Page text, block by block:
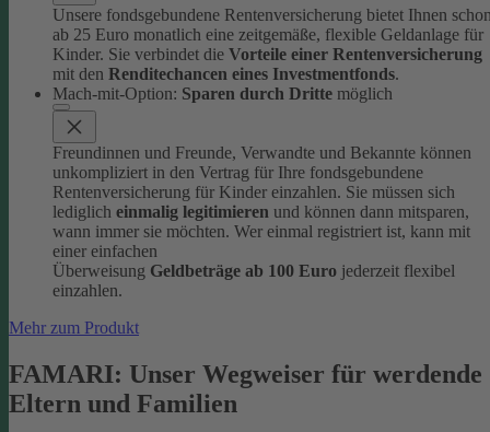
Unsere fondsgebundene Rentenversicherung bietet Ihnen
ab 25 Euro monatlich eine zeitgemäße, flexible Geldanlage für
Kinder. Sie verbindet die Vorteile einer Rentenversicherung
mit den Renditechancen eines Investmentfonds.
Mach-mit-Option: Sparen durch Dritte möglich
Freundinnen und Freunde, Verwandte und Bekannte können
unkompliziert in den Vertrag für Ihre fondsgebundene
Rentenversicherung für Kinder einzahlen. Sie müssen sich
lediglich einmalig legitimieren und können dann mitsparen,
wann immer sie möchten. Wer einmal registriert ist, kann mit
einer einfachen
Überweisung Geldbeträge ab 100 Euro jederzeit flexibel
einzahlen.
Mehr zum Produkt
FAMARI: Unser Wegweiser für werdende
Eltern und Familien